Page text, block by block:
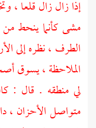
إذا زال زال قلعا ،
مشى كأنما ينحط
الطرف ، نظره إلى
الملاحظة ، يسوق
لي منطقه . قال :
متواصل الأحزان ،